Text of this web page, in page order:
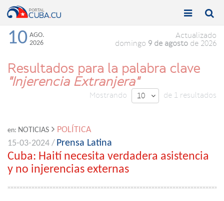
Toggle

Toggle

10 AGO.
2026
Actualizado
domingo 9 de agosto de 2026
Resultados para la palabra clave
"Injerencia Extranjera"
Mostrando 10  de 1 resultados
en: NOTICIAS
POLÍTICA
15-03-2024 / Prensa Latina
Cuba: Haití necesita verdadera asistencia
y no injerencias externas